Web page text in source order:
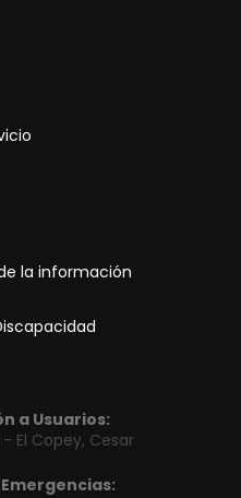
la información
a Usuarios:
El Copey, Cesar